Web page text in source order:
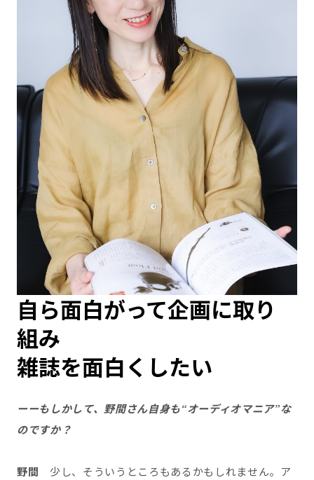
自ら面白がって企画に取り
組み
雑誌を面白くしたい
ーーもしかして、野間さん自身も“オーディオマニア”な
のですか？
野間 少し、そういうところもあるかもしれません。ア